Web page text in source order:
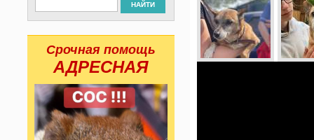
НАЙТИ
Срочная помощь
АДРЕСНАЯ